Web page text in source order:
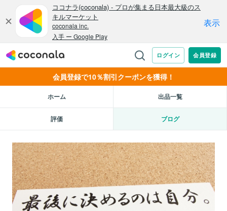
会員登録で10％割引クーポンを獲得！
ホーム 出品一覧
評価 ブログ